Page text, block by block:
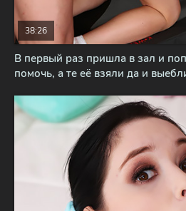
В первый раз пришла в зал и
помочь, а те её взяли да и
38:26